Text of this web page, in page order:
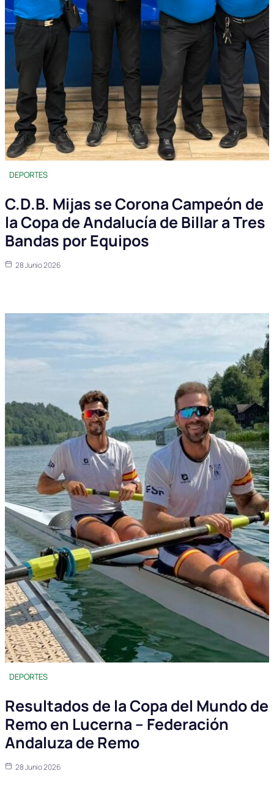
DEPORTES
C.D.B. Mijas se Corona Campeón de
la Copa de Andalucía de Billar a Tres
Bandas por Equipos
28 Junio 2026
DEPORTES
Resultados de la Copa del Mundo de
Remo en Lucerna – Federación
Andaluza de Remo
28 Junio 2026